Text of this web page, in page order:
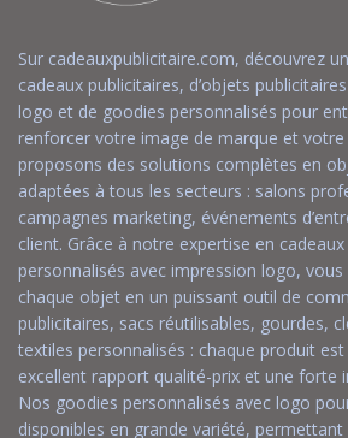
Sur cadeauxpublicitaire.com, découvrez
cadeaux publicitaires, d’objets
logo et de goodies personnalisés pour
renforcer votre image de marque et votre
proposons des solutions complètes en
adaptées à tous les secteurs : salons
campagnes marketing, événements
client. Grâce à notre expertise en cadeaux
personnalisés avec impression logo,
chaque objet en un puissant outil de
publicitaires, sacs réutilisables, gourdes,
textiles personnalisés : chaque produit
excellent rapport qualité-prix et une forte
Nos goodies personnalisés avec logo
disponibles en grande variété,